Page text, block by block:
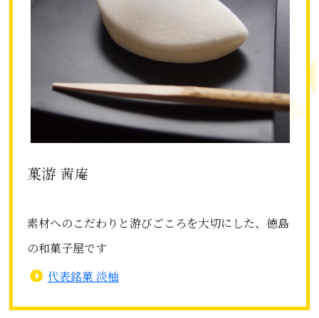
菓游 茜庵
素材へのこだわりと游びごころを大切にした、徳島
の和菓子屋です
代表銘菓 淡柚